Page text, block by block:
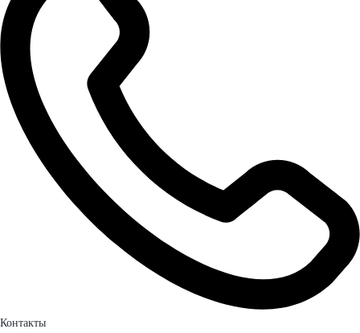
Контакты